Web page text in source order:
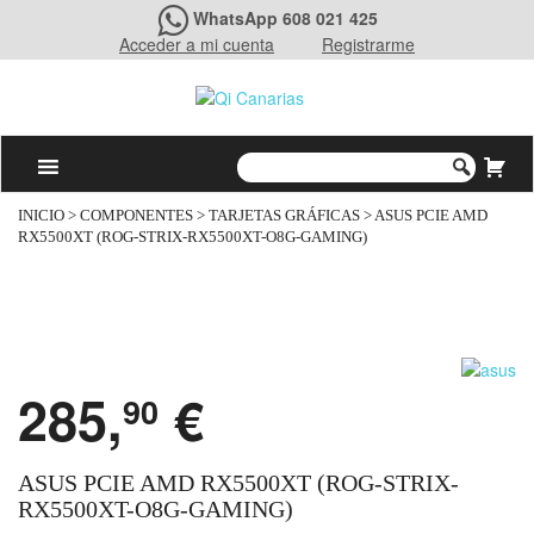
WhatsApp 608 021 425
Acceder a mi cuenta
Registrarme
INICIO > COMPONENTES > TARJETAS GRÁFICAS > ASUS PCIE AMD
RX5500XT (ROG-STRIX-RX5500XT-O8G-GAMING)
285,90 €
ASUS PCIE AMD RX5500XT (ROG-STRIX-
RX5500XT-O8G-GAMING)